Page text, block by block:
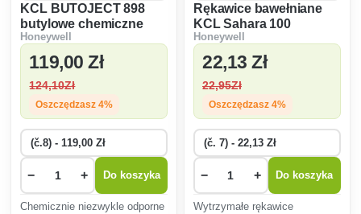
KCL BUTOJECT 898
butylowe chemiczne
rękawice robocze
Honeywell
119,00 Zł
124,10Zł
Oszczędzasz 4%
− + Do koszyka
Chemicznie niezwykle odporne
Rękawice bawełniane
KCL Sahara 100
powlekane trwałym
nitrylem
Honeywell
22,13 Zł
22,95Zł
Oszczędzasz 4%
− + Do koszyka
Wytrzymałe rękawice